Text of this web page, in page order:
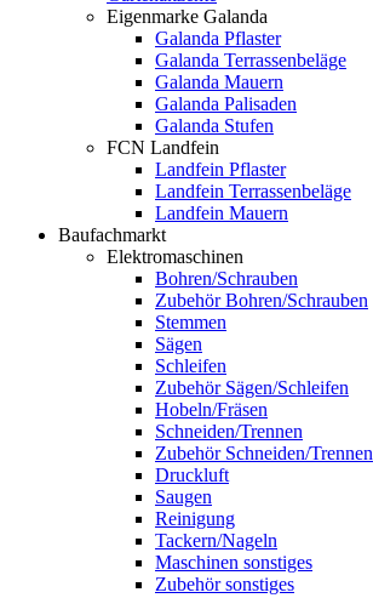
Eigenmarke Galanda
Galanda Pflaster
Galanda Terrassenbeläge
Galanda Mauern
Galanda Palisaden
Galanda Stufen
FCN Landfein
Landfein Pflaster
Landfein Terrassenbeläge
Landfein Mauern
Baufachmarkt
Elektromaschinen
Bohren/Schrauben
Zubehör Bohren/Schrauben
Stemmen
Sägen
Schleifen
Zubehör Sägen/Schleifen
Hobeln/Fräsen
Schneiden/Trennen
Zubehör Schneiden/Trennen
Druckluft
Saugen
Reinigung
Tackern/Nageln
Maschinen sonstiges
Zubehör sonstiges